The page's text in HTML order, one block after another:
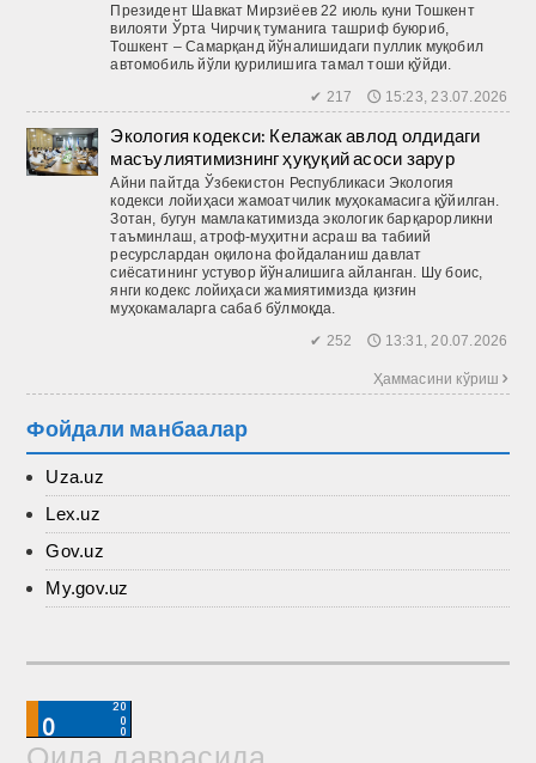
Президент Шавкат Мирзиёев 22 июль куни Тошкент
вилояти Ўрта Чирчиқ туманига ташриф буюриб,
Тошкент – Самарқанд йўналишидаги пуллик муқобил
автомобиль йўли қурилишига тамал тоши қўйди.
✔ 217 🕔 15:23, 23.07.2026
Экология кодекси: Келажак авлод олдидаги
масъулиятимизнинг ҳуқуқий асоси зарур
Айни пайтда Ўзбекистон Респуб­ликаси Экология
кодекси лойиҳаси жамоатчилик муҳокамасига қўйилган.
Зотан, бугун мамлакатимизда экологик барқарорликни
таъминлаш, атроф-муҳитни асраш ва табиий
ресурслардан оқилона фойдаланиш давлат
сиёсатининг устувор йўналишига айланган. Шу боис,
янги кодекс лойиҳаси жамиятимизда қизғин
муҳокамаларга сабаб бўлмоқда.
✔ 252 🕔 13:31, 20.07.2026
Ҳаммасини кўриш 
Фойдали манбаалар
Uza.uz
Lex.uz
Gov.uz
My.gov.uz